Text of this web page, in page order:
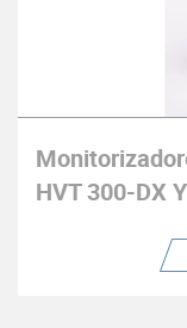
HVT 300-DX